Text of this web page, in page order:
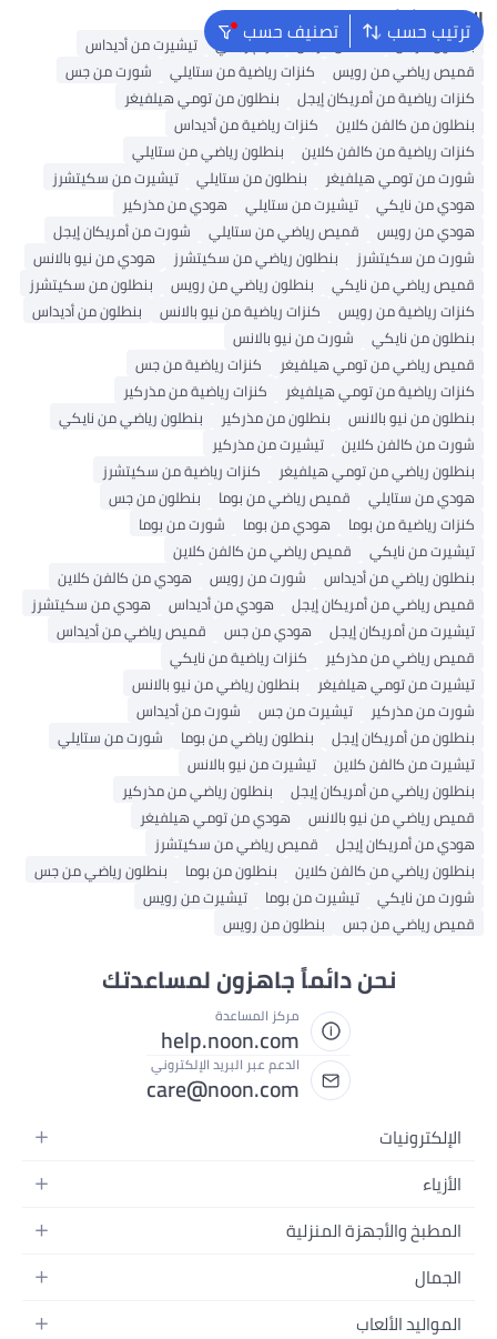
ترتيب حسب تصنيف حسب البحث الشائع
بنطلون للرجال قمصان للرجال حزام رجالي
تيشيرت من أديداس
قميص رياضي من رويس
كنزات رياضية من ستايلي
شورت من جس
كنزات رياضية من أمريكان إيجل
بنطلون من تومي هيلفيغر
بنطلون من كالفن كلاين
كنزات رياضية من أديداس
كنزات رياضية من كالفن كلاين
بنطلون رياضي من ستايلي
شورت من تومي هيلفيغر
بنطلون من ستايلي
تيشيرت من سكيتشرز
هودي من نايكي
تيشيرت من ستايلي
هودي من مذركير
هودي من رويس
قميص رياضي من ستايلي
شورت من أمريكان إيجل
شورت من سكيتشرز
بنطلون رياضي من سكيتشرز
هودي من نيو بالانس
قميص رياضي من نايكي
بنطلون رياضي من رويس
بنطلون من سكيتشرز
كنزات رياضية من رويس
كنزات رياضية من نيو بالانس
بنطلون من أديداس
بنطلون من نايكي
شورت من نيو بالانس
قميص رياضي من تومي هيلفيغر
كنزات رياضية من جس
كنزات رياضية من تومي هيلفيغر
كنزات رياضية من مذركير
بنطلون من نيو بالانس
بنطلون من مذركير
بنطلون رياضي من نايكي
شورت من كالفن كلاين
تيشيرت من مذركير
بنطلون رياضي من تومي هيلفيغر
كنزات رياضية من سكيتشرز
هودي من ستايلي
قميص رياضي من بوما
بنطلون من جس
كنزات رياضية من بوما
هودي من بوما
شورت من بوما
تيشيرت من نايكي
قميص رياضي من كالفن كلاين
بنطلون رياضي من أديداس
شورت من رويس
هودي من كالفن كلاين
قميص رياضي من أمريكان إيجل
هودي من أديداس
هودي من سكيتشرز
تيشيرت من أمريكان إيجل
هودي من جس
قميص رياضي من أديداس
قميص رياضي من مذركير
كنزات رياضية من نايكي
تيشيرت من تومي هيلفيغر
بنطلون رياضي من نيو بالانس
شورت من مذركير
تيشيرت من جس
شورت من أديداس
بنطلون من أمريكان إيجل
بنطلون رياضي من بوما
شورت من ستايلي
تيشيرت من كالفن كلاين
تيشيرت من نيو بالانس
بنطلون رياضي من أمريكان إيجل
بنطلون رياضي من مذركير
قميص رياضي من نيو بالانس
هودي من تومي هيلفيغر
هودي من أمريكان إيجل
قميص رياضي من سكيتشرز
بنطلون رياضي من كالفن كلاين
بنطلون من بوما
بنطلون رياضي من جس
شورت من نايكي
تيشيرت من بوما
تيشيرت من رويس
قميص رياضي من جس
بنطلون من رويس
نحن دائماً جاهزون لمساعدتك
مركز المساعدة
help.noon.com
الدعم عبر البريد الإلكتروني
care@noon.com
الإلكترونيات
الهواتف المتحركة
أجهزة الكمبيوتر المحمولة
التلفزيونات
الأزياء
أحذية رياضية رجالية
الساعات
حقائب الظهر
المطبخ والأجهزة المنزلية
الأجهزة الكبيرة
الجمال
العطور
المواليد الألعاب